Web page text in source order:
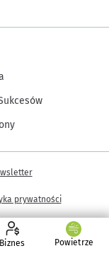
- wroclaw.pl
Biznes Powietrze
Wrocław
prywatności